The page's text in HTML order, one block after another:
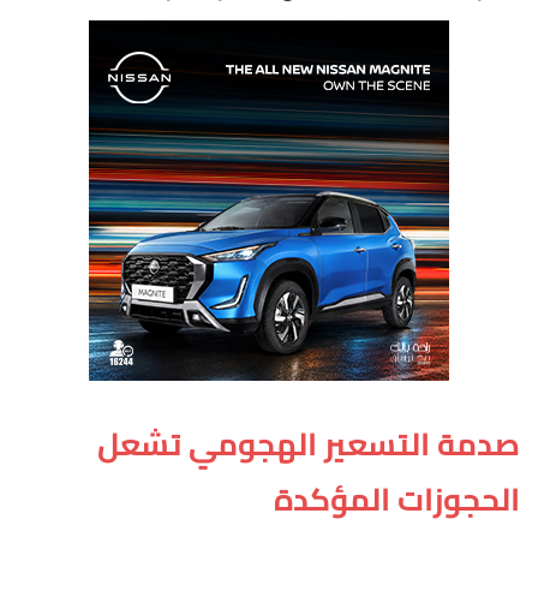
صدمة التسعير الهجومي تشعل
الحجوزات المؤكدة